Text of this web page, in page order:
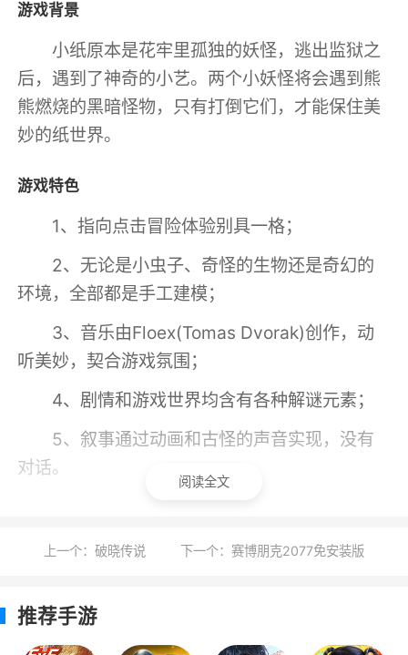
游戏背景
小纸原本是花牢里孤独的妖怪，逃出监狱之
后，遇到了神奇的小艺。两个小妖怪将会遇到熊
熊燃烧的黑暗怪物，只有打倒它们，才能保住美
妙的纸世界。
游戏特色
1、指向点击冒险体验别具一格；
2、无论是小虫子、奇怪的生物还是奇幻的
环境，全部都是手工建模；
3、音乐由Floex(Tomas Dvorak)创作，动
听美妙，契合游戏氛围；
4、剧情和游戏世界均含有各种解谜元素；
5、叙事通过动画和古怪的声音实现，没有
对话。
这是一款手工建模的解谜冒险游戏，游戏模
作，颇具特色，游戏世界光影丰富，神秘而特
别。喜欢的玩家快来下载试试看吧！
阅读全文
上一个：破晓传说 下一个：赛博朋克2077免安装版
推荐手游